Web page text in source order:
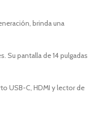
brinda una
Su pantalla de 14 pulgadas
USB-C, HDMI y lector de